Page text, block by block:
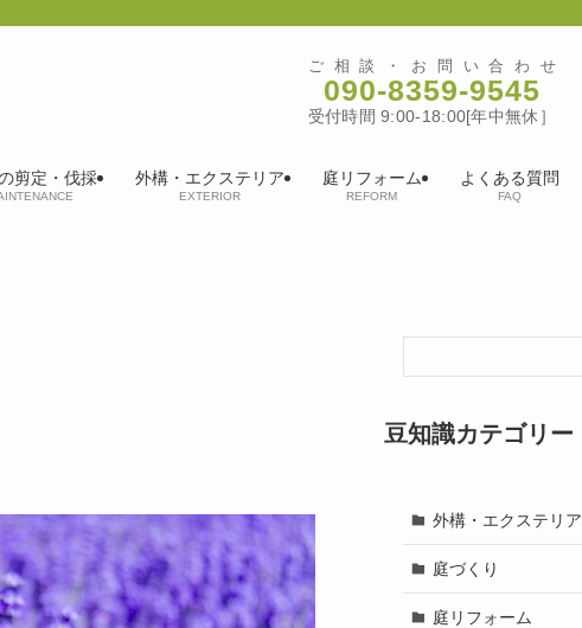
ご相談・お問い合わせ
090-8359-9545
受付時間 9:00-18:00[年中無休］
剪定・伐採 外構・エクステリア
EXTERIOR
庭リフォーム
REFORM
よくある質問
FAQ
豆知識カテゴリー
外構・エクステリア
庭づくり
庭リフォーム